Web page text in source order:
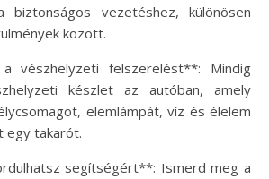
biztonságos vezetéshez, különösen
között.
vészhelyzeti felszerelést**: Mindig
készlet az autóban, amely
elemlámpát, víz és élelem
egy takarót.
segítségért**: Ismerd meg a